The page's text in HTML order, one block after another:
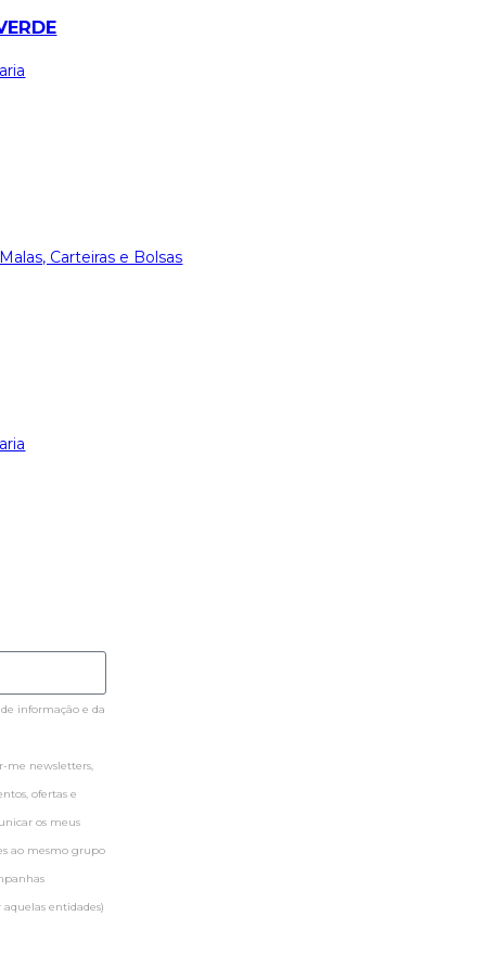
Malas, Carteiras e Bolsas
informação e da
me newsletters,
ofertas e
os meus
ao mesmo grupo
entidades)